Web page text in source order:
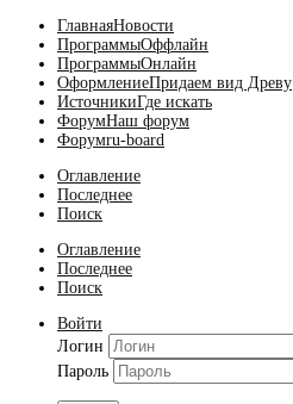
ГлавнаяНовости
ПрограммыОффлайн
ПрограммыОнлайн
ОформлениеПридаем вид Древу
ИсточникиГде искать
ФорумНаш форум
Форумru-board
Оглавление
Последнее
Поиск
Оглавление
Последнее
Поиск
Войти
Логин
Пароль